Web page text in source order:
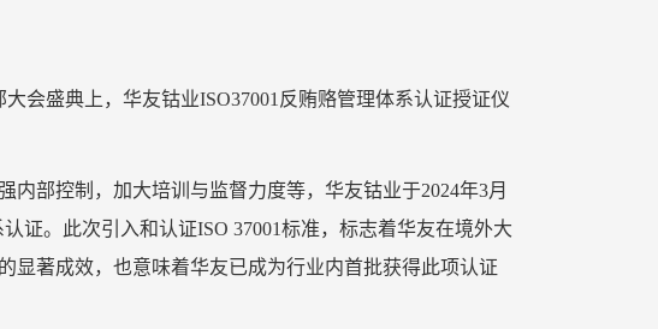
会盛典上，华友钴业ISO37001反贿赂管理体系认证授证仪
内部控制，加大培训与监督力度等，华友钴业于2024年3月
证。此次引入和认证ISO 37001标准，标志着华友在境外大
显著成效，也意味着华友已成为行业内首批获得此项认证